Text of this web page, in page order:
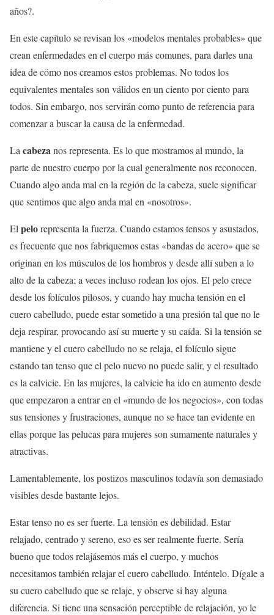
años?.
En este capítulo se revisan los «modelos mentales probables» que
crean enfermedades en el cuerpo más comunes, para darles una
idea de cómo nos creamos estos problemas. No todos los
equivalentes mentales son válidos en un ciento por ciento para
todos. Sin embargo, nos servirán como punto de referencia para
comenzar a buscar la causa de la enfermedad.
La cabezanos representa. Es lo que mostramos al mundo, la
parte de nuestro cuerpo por la cual generalmente nos reconocen.
Cuando algo anda mal en la región de la cabeza, suele significar
que sentimos que algo anda mal en «nosotros».
El pelorepresenta la fuerza. Cuando estamos tensos y asustados,
es frecuente que nos fabriquemos estas «bandas de acero» que se
originan en los músculos de los hombros y desde allí suben a lo
alto de la cabeza; a veces incluso rodean los ojos. El pelo crece
desde los folículos pilosos, y cuando hay mucha tensión en el
cuero cabelludo, puede estar sometido a una presión tal que no le
deja respirar, provocando así su muerte y su caída. Si la tensión se
mantiene y el cuero cabelludo no se relaja, el folículo sigue
estando tan tenso que el pelo nuevo no puede salir, y el resultado
es la calvicie. En las mujeres, la calvicie ha ido en aumento desde
que empezaron a entrar en el «mundo de los negocios», con todas
sus tensiones y frustraciones, aunque no se hace tan evidente en
ellas porque las pelucas para mujeres son sumamente naturales y
atractivas.
Lamentablemente, los postizos masculinos todavía son demasiado
visibles desde bastante lejos.
Estar tenso no es ser fuerte. La tensión es debilidad. Estar
relajado, centrado y sereno, eso es ser realmente fuerte. Sería
bueno que todos relajásemos más el cuerpo, y muchos
necesitamos también relajar el cuero cabelludo. Inténtelo. Dígale a
su cuero cabelludo que se relaje, y observe si hay alguna
diferencia. Si tiene una sensación perceptible de relajación, yo le